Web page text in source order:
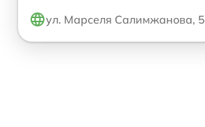
ул. Марселя Салимжанова, 5